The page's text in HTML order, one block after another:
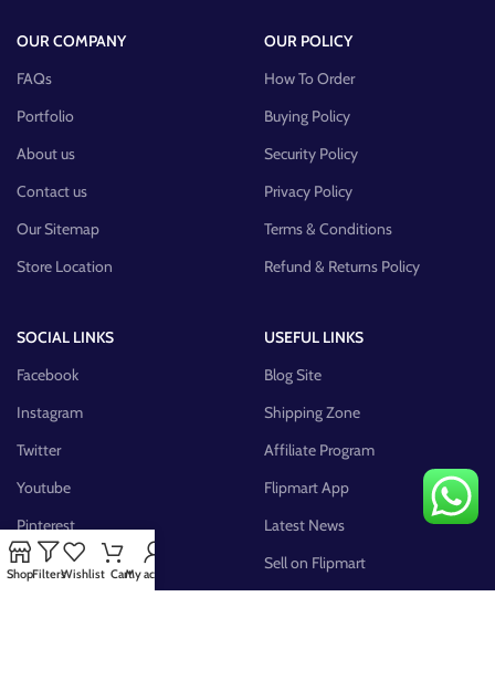
OUR COMPANY
FAQs
Portfolio
About us
Contact us
Our Sitemap
Store Location
OUR POLICY
How To Order
Buying Policy
Security Policy
Privacy Policy
Terms & Conditions
Refund & Returns Policy
SOCIAL LINKS
Facebook
Instagram
Twitter
Youtube
Pinterest
FB Group
USEFUL LINKS
Blog Site
Shipping Zone
Affiliate Program
Flipmart App
Latest News
Sell on Flipmart
ShopFiltersWishlist CartMy account